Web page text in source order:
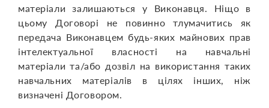
матеріали залишаються у Виконавця. Ніщо в
цьому Договорі не повинно тлумачитись як
передача Виконавцем будь-яких майнових прав
інтелектуальної власності на навчальні
матеріали та/або дозвіл на використання таких
навчальних матеріалів в цілях інших, ніж
визначені Договором.